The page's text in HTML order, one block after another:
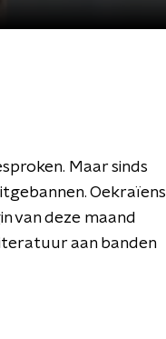
Maar sinds
Oekraïens
van deze maand
aan banden